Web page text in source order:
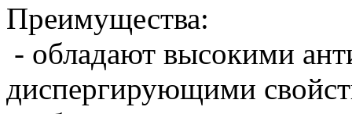
Преимущества:
- обладают высокими
диспергирующими